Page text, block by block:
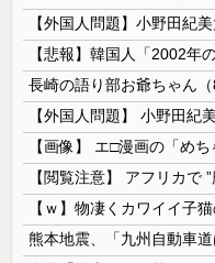
【画像】 エ□漫画の「め
【ｗ】物凄くカワイイ子